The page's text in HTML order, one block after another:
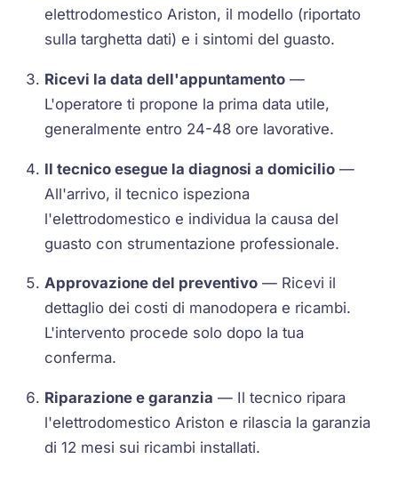
elettrodomestico Ariston, il modello (riportato
sulla targhetta dati) e i sintomi del guasto.
Ricevi la data dell'appuntamento —
L'operatore ti propone la prima data utile,
generalmente entro 24-48 ore lavorative.
Il tecnico esegue la diagnosi a domicilio —
All'arrivo, il tecnico ispeziona
l'elettrodomestico e individua la causa del
guasto con strumentazione professionale.
Approvazione del preventivo — Ricevi il
dettaglio dei costi di manodopera e ricambi.
L'intervento procede solo dopo la tua
conferma.
Riparazione e garanzia — Il tecnico ripara
l'elettrodomestico Ariston e rilascia la garanzia
di 12 mesi sui ricambi installati.